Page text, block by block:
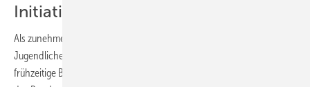
Initiative Abschluss und ­Anschluss
Als zunehmend wichtig gilt es, die Potenziale und Risiken bei
Jugendlichen in der Schule zu erkennen sowie eine praxisorientierte
frühzeitige Berufsorientierung bundesweit auszubauen. Deshalb hat